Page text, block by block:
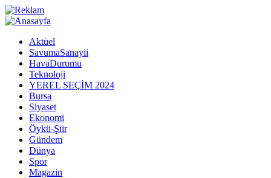
Aktüel
SavumaSanayii
HavaDurumu
Teknoloji
YEREL SEÇİM 2024
Bursa
Siyaset
Ekonomi
Öykü-Şiir
Gündem
Dünya
Spor
Magazin